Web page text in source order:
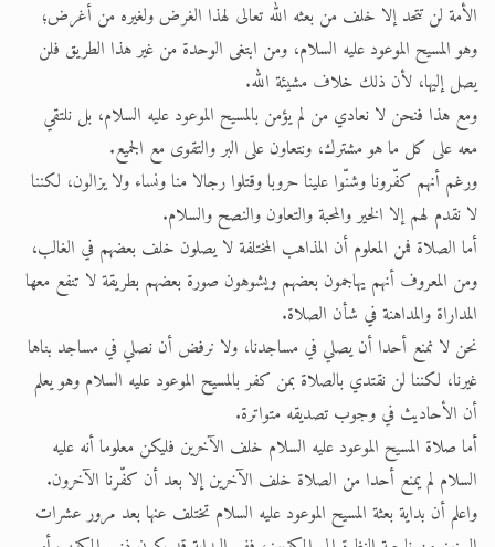
الأمة لن تتحد إلا خلف من بعثه الله تعالى لهذا الغرض ولغيره من أغرض؛
وهو المسيح الموعود عليه السلام، ومن ابتغى الوحدة من غير هذا الطريق فلن
يصل إليها، لأن ذلك خلاف مشيئة الله.
ومع هذا فنحن لا نعادي من لم يؤمن بالمسيح الموعود عليه السلام، بل نلتقي
معه على كل ما هو مشترك، ونتعاون على البر والتقوى مع الجميع.
ورغم أنهم كفّرونا وشنّوا علينا حروبا وقتلوا رجالا منا ونساء ولا يزالون، لكننا
لا نقدم لهم إلا الخير والمحبة والتعاون والنصح والسلام.
أما الصلاة فمن المعلوم أن المذاهب المختلفة لا يصلون خلف بعضهم في الغالب،
ومن المعروف أنهم يهاجمون بعضهم ويشوهون صورة بعضهم بطريقة لا تنفع معها
المداراة والمداهنة في شأن الصلاة.
نحن لا نمنع أحدا أن يصلي في مساجدنا، ولا نرفض أن نصلي في مساجد بناها
غيرنا، لكننا لن نقتدي بالصلاة بمن كفر بالمسيح الموعود عليه السلام وهو يعلم
أن الأحاديث في وجوب تصديقه متواترة.
أما صلاة المسيح الموعود عليه السلام خلف الآخرين فليكن معلوما أنه عليه
السلام لم يمنع أحدا من الصلاة خلف الآخرين إلا بعد أن كفّرنا الآخرون.
واعلم أن بداية بعثة المسيح الموعود عليه السلام تختلف عنها بعد مرور عشرات